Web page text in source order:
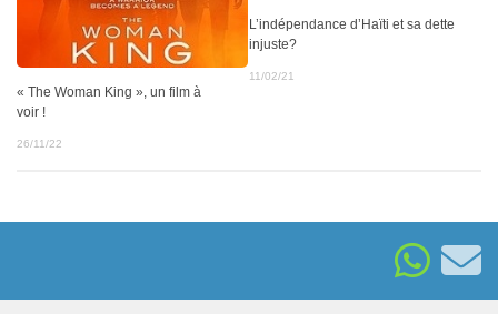
« The Woman King », un film à
voir !
26/11/22
L’indépendance d’Haïti et sa dette
injuste?
11/02/21